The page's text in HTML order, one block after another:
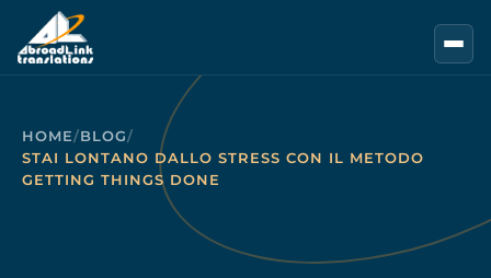
Vai al contenuto principale
HOME/BLOG/
STAI LONTANO DALLO STRESS CON IL METODO
GETTING THINGS DONE